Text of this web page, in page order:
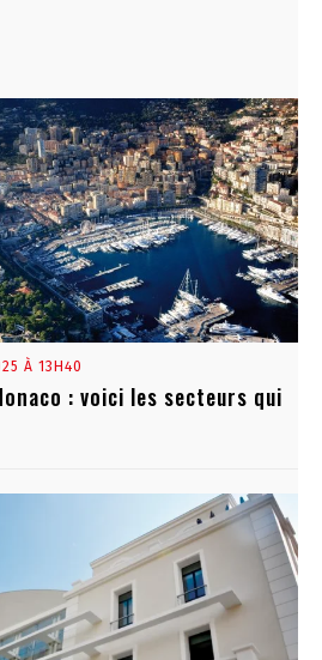
À 13H40
: voici les secteurs qui